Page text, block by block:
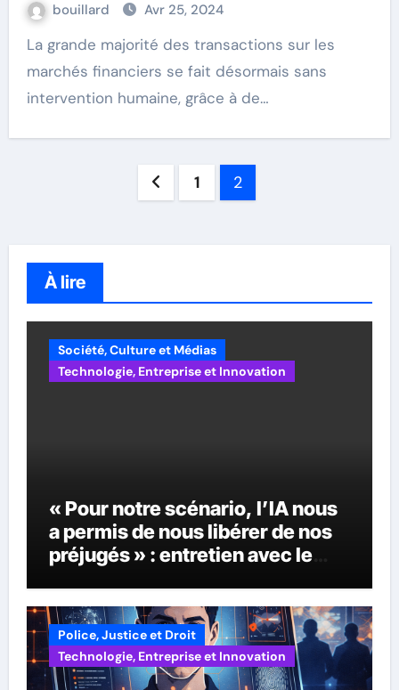
bouillard Avr 25, 2024
La grande majorité des transactions sur les
marchés financiers se fait désormais sans
intervention humaine, grâce à de…
publications
1 2
À lire
Société, Culture et Médias
Technologie, Entreprise et Innovation
« Pour notre scénario, l’IA nous
a permis de nous libérer de nos
préjugés » : entretien avec le
lauréat du World AI Film Festival
Police, Justice et Droit
Technologie, Entreprise et Innovation